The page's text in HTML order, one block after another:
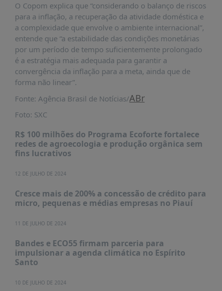
EVENTOS
INSCRIÇÕES
MATERIAIS
DISPONÍVEIS
PUBLICAÇÕES
RUMOS
LIVROS
ESTUDOS
NOTÍCIAS
ABDE-
PRÊMIO
DE
SABER
+
CONTATO
O Copom explica que “considerando o balanço de riscos
para a inflação, a recuperação da atividade doméstica e
a complexidade que envolve o ambiente internacional”,
entende que “a estabilidade das condições monetárias
por um período de tempo suficientemente prolongado
é a estratégia mais adequada para garantir a
convergência da inflação para a meta, ainda que de
forma não linear”.
Fonte: Agência Brasil de Notícias/ABr
Foto: SXC
R$ 100 milhões do Programa Ecoforte fortalece
redes de agroecologia e produção orgânica sem
fins lucrativos
12 DE JULHO DE 2024
Cresce mais de 200% a concessão de crédito para
micro, pequenas e médias empresas no Piauí
11 DE JULHO DE 2024
Bandes e ECO55 firmam parceria para
impulsionar a agenda climática no Espírito
Santo
10 DE JULHO DE 2024